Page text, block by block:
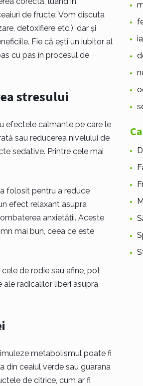
de fructe. Vom discuta
detoxifiere etc.), dar și
Fie că ești un iubitor al
cu pas în procesul de
stresului
efectele calmante pe care le
sau reducerea nivelului de
sedative. Printre cele mai
folosit pentru a reduce
efect relaxant asupra
anxietății. Aceste
mai bun, ceea ce este
de rodie sau afine, pot
radicalilor liberi asupra
metabolismul poate fi
din ceaiul verde sau guarana
de citrice, cum ar fi